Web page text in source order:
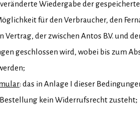
Wiedergabe der
für den Verbraucher, den
Vertrag, der zwischen Antos B.V. und
geschlossen wird, wobei bis zum
: das in Anlage I dieser
kein Widerrufsrecht zusteht;